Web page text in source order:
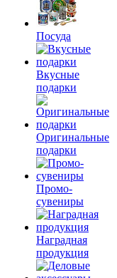
Посуда
Вкусные
подарки
Оригинальные
подарки
Промо-
сувениры
Наградная
продукция